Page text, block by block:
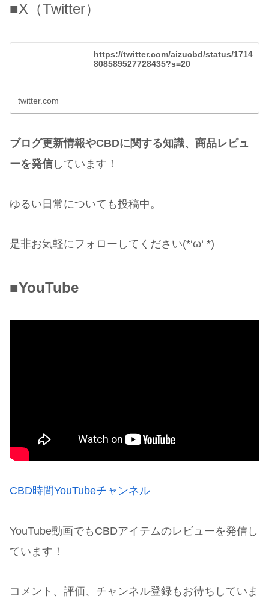
■X（Twitter）
https://twitter.com/aizucbd/status/1714
808589527728435?s=20
twitter.com
ブログ更新情報やCBDに関する知識、商品レビュ
ーを発信しています！
ゆるい日常についても投稿中。
是非お気軽にフォローしてください(*‘ω‘ *)
■YouTube
CBD時間YouTubeチャンネル
YouTube動画でもCBDアイテムのレビューを発信し
ています！
コメント、評価、チャンネル登録もお待ちしていま